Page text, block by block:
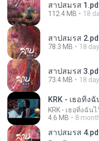
สาปสมรส
112.4 MB 18
สาปสมรส
78.3 MB 18
สาปสมรส
73.4 MB 18
KRK - เธอทิ้ง
KRK - เธอทิ้งฉันไ
4.6 MB
8
สาปสมรส